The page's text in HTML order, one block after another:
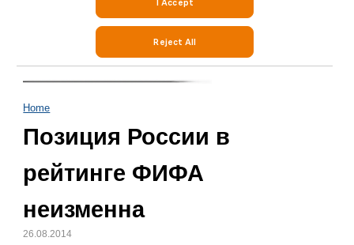
Home
Позиция России в
рейтинге ФИФА
неизменна
26.08.2014